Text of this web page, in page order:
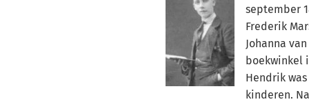
september
Frederik
Johanna
boekwinkel
Hendrik
kinderen.